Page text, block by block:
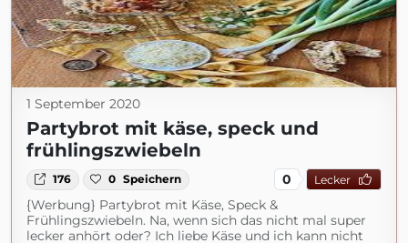
1 September 2020
Partybrot mit käse, speck und
frühlingszwiebeln
176 0 Speichern 0 Lecker
{Werbung} Partybrot mit Käse, Speck &
Frühlingszwiebeln. Na, wenn sich das nicht mal super
lecker anhört oder? Ich liebe Käse und ich kann nicht